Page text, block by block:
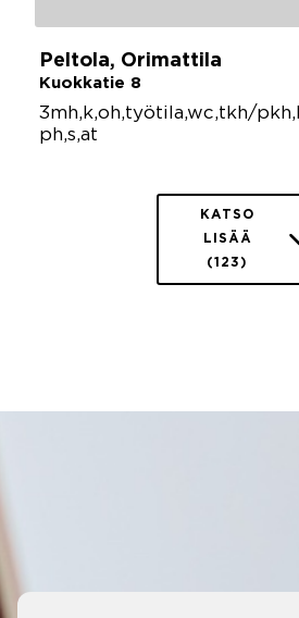
Peltola, Orimattila
Kuokkatie 8
3mh,k,oh,työtila,wc,tkh/
ph,s,at
KATSO
LISÄÄ
(123)